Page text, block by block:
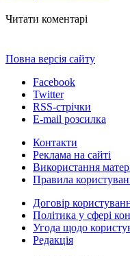
Читати коментарі
Повна версія сайту
Facebook
Twitter
RSS-стрічки
E-mail розсилка
Контакти
Реклама на сайті
Використання
Правила
Договір
Політика у сфері
Угода щодо
Редакція